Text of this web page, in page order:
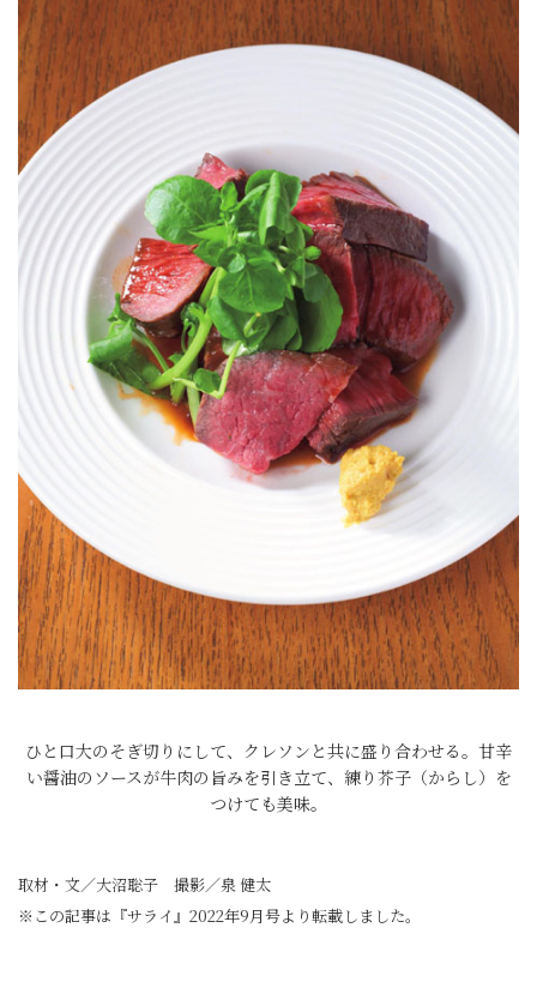
ひと口大のそぎ切りにして、クレソンと共に盛り合わせる。甘辛
い醤油のソースが牛肉の旨みを引き立て、練り芥子（からし）を
つけても美味。
取材・文／大沼聡子 撮影／泉 健太
※この記事は『サライ』2022年9月号より転載しました。